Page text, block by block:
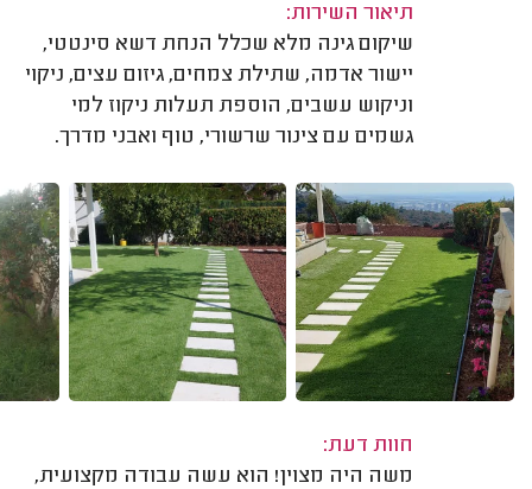
תיאור השירות:
שיקום גינה מלא שכלל הנחת דשא סינטטי,
יישור אדמה, שתילת צמחים, גיזום עצים, ניקוי
וניקוש עשבים, הוספת תעלות ניקוז למי
גשמים עם צינור שרשורי, טוף ואבני מדרך.
חוות דעת:
משה היה מצוין! הוא עשה עבודה מקצועית,